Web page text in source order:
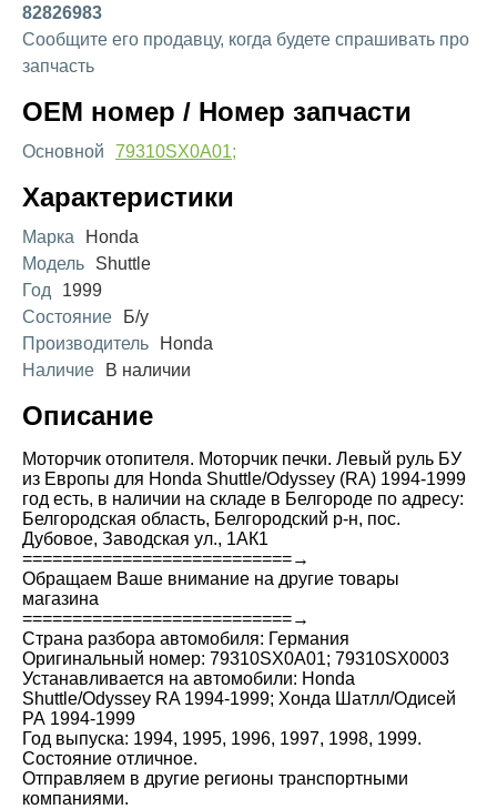
82826983
Сообщите его продавцу, когда будете спрашивать про
запчасть
OEM номер / Номер запчасти
Основной 79310SX0A01;
Характеристики
Марка
Honda
Модель
Shuttle
Год
1999
Состояние
Б/у
Производитель
Honda
Наличие
В наличии
Описание
Моторчик отопителя. Моторчик печки. Левый руль БУ
из Европы для Honda Shuttle/Odyssey (RA) 1994-1999
год есть, в наличии на складе в Белгороде по адресу:
Белгородская область, Белгородский р-н, пос.
Дубовое, Заводская ул., 1АК1
===========================→
Обращаем Ваше внимание на другие товары
магазина
===========================→
Страна разбора автомобиля: Германия
Оригинальный номер: 79310SX0A01; 79310SX0003
Устанавливается на автомобили: Honda
Shuttle/Odyssey RA 1994-1999; Хонда Шатлл/Одисей
РА 1994-1999
Год выпуска: 1994, 1995, 1996, 1997, 1998, 1999.
Состояние отличное.
Отправляем в другие регионы транспортными
компаниями.